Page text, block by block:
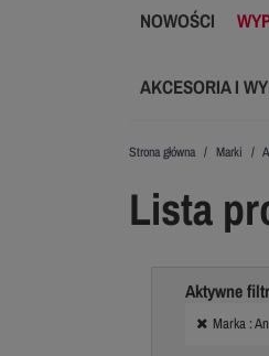
NOWOŚCI
AKCESORIA I
Strona główna Marki
Lista
Aktywne
Marka :